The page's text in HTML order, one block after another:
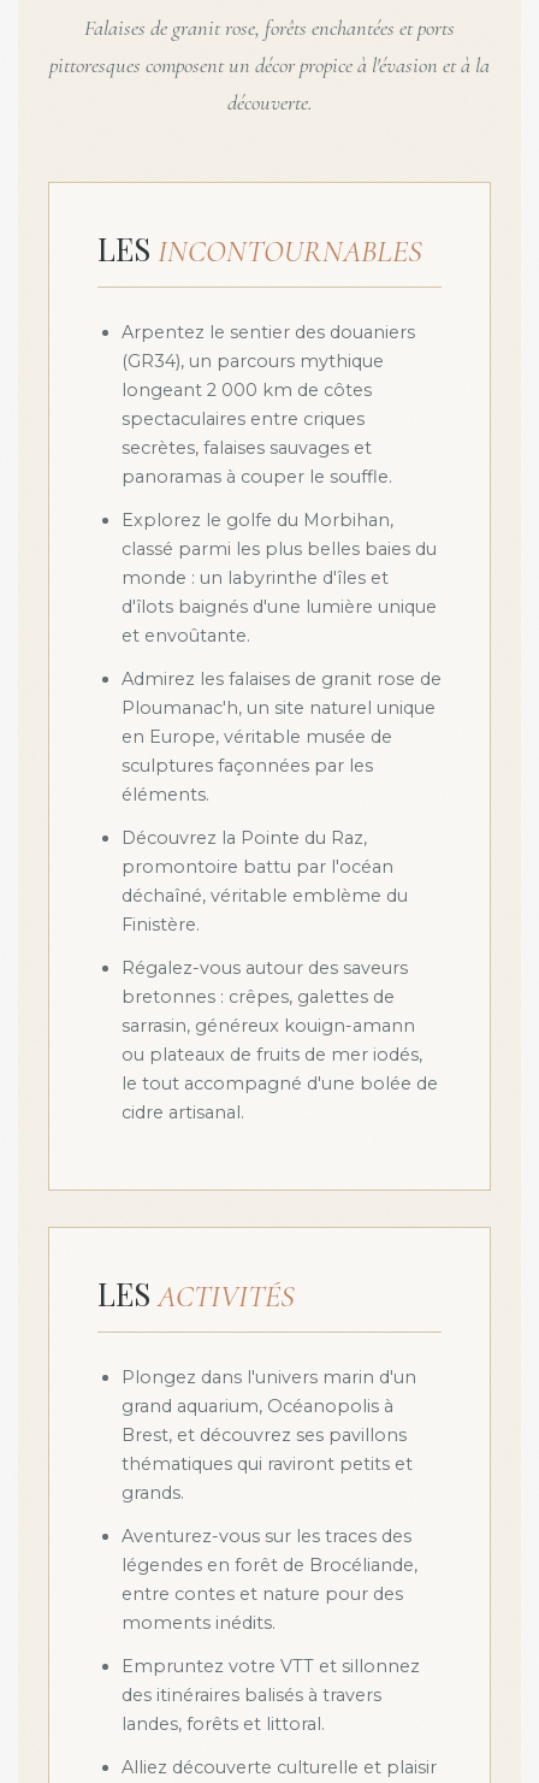
Falaises de granit rose, forêts enchantées et ports
pittoresques composent un décor propice à l'évasion et à la
découverte.
LES INCONTOURNABLES
Arpentez le sentier des douaniers
(GR34), un parcours mythique
longeant 2 000 km de côtes
spectaculaires entre criques
secrètes, falaises sauvages et
panoramas à couper le souffle.
Explorez le golfe du Morbihan,
classé parmi les plus belles baies du
monde : un labyrinthe d'îles et
d'îlots baignés d'une lumière unique
et envoûtante.
Admirez les falaises de granit rose de
Ploumanac'h, un site naturel unique
en Europe, véritable musée de
sculptures façonnées par les
éléments.
Découvrez la Pointe du Raz,
promontoire battu par l'océan
déchaîné, véritable emblème du
Finistère.
Régalez-vous autour des saveurs
bretonnes : crêpes, galettes de
sarrasin, généreux kouign-amann
ou plateaux de fruits de mer iodés,
le tout accompagné d'une bolée de
cidre artisanal.
LES ACTIVITÉS
Plongez dans l'univers marin d'un
grand aquarium, Océanopolis à
Brest, et découvrez ses pavillons
thématiques qui raviront petits et
grands.
Aventurez-vous sur les traces des
légendes en forêt de Brocéliande,
entre contes et nature pour des
moments inédits.
Empruntez votre VTT et sillonnez
des itinéraires balisés à travers
landes, forêts et littoral.
Alliez découverte culturelle et plaisir